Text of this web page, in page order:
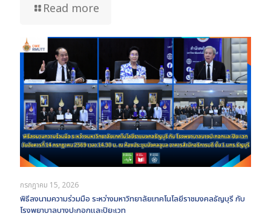
Read more
กรกฎาคม 15, 2026
พิธีลงนามความร่วมมือ ระหว่างมหาวิทยาลัยเทคโนโลยีราชมงคลธัญบุรี กับ
โรงพยาบาลบางปะกอกและปิยะเวท